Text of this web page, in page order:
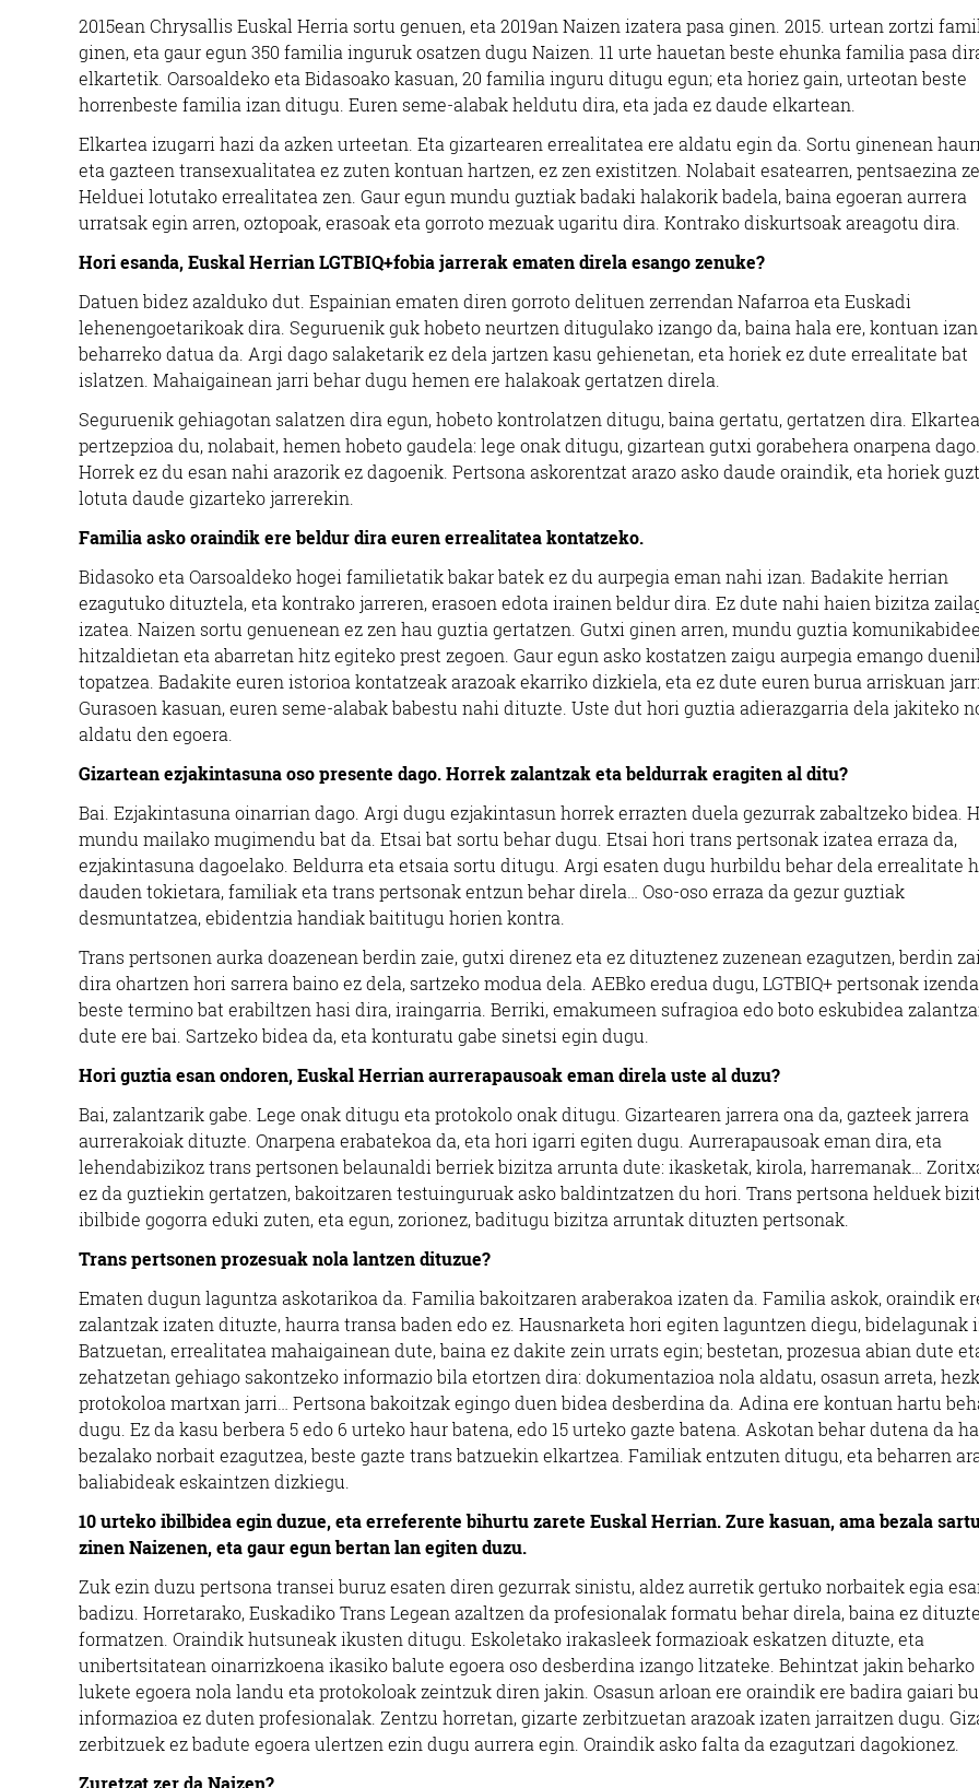
2015ean Chrysallis Euskal Herria sortu genuen, eta 2019an Naizen izatera pasa ginen. 2015. urtean zortzi
ginen, eta gaur egun 350 familia inguruk osatzen dugu Naizen. 11 urte hauetan beste ehunka familia pasa
elkartetik. Oarsoaldeko eta Bidasoako kasuan, 20 familia inguru ditugu egun; eta horiez gain, urteotan beste
horrenbeste familia izan ditugu. Euren seme-alabak heldutu dira, eta jada ez daude elkartean.
Elkartea izugarri hazi da azken urteetan. Eta gizartearen errealitatea ere aldatu egin da. Sortu ginenean
eta gazteen transexualitatea ez zuten kontuan hartzen, ez zen existitzen. Nolabait esatearren, pentsaezina
Helduei lotutako errealitatea zen. Gaur egun mundu guztiak badaki halakorik badela, baina egoeran aurrera
urratsak egin arren, oztopoak, erasoak eta gorroto mezuak ugaritu dira. Kontrako diskurtsoak areagotu dira.
Hori esanda, Euskal Herrian LGTBIQ+fobia jarrerak ematen direla esango zenuke?
Datuen bidez azalduko dut. Espainian ematen diren gorroto delituen zerrendan Nafarroa eta Euskadi
lehenengoetarikoak dira. Seguruenik guk hobeto neurtzen ditugulako izango da, baina hala ere, kontuan izan
beharreko datua da. Argi dago salaketarik ez dela jartzen kasu gehienetan, eta horiek ez dute errealitate bat
islatzen. Mahaigainean jarri behar dugu hemen ere halakoak gertatzen direla.
Seguruenik gehiagotan salatzen dira egun, hobeto kontrolatzen ditugu, baina gertatu, gertatzen dira.
pertzepzioa du, nolabait, hemen hobeto gaudela: lege onak ditugu, gizartean gutxi gorabehera onarpena
Horrek ez du esan nahi arazorik ez dagoenik. Pertsona askorentzat arazo asko daude oraindik, eta horiek
lotuta daude gizarteko jarrerekin.
Familia asko oraindik ere beldur dira euren errealitatea kontatzeko.
Bidasoko eta Oarsoaldeko hogei familietatik bakar batek ez du aurpegia eman nahi izan. Badakite herrian
ezagutuko dituztela, eta kontrako jarreren, erasoen edota irainen beldur dira. Ez dute nahi haien bizitza
izatea. Naizen sortu genuenean ez zen hau guztia gertatzen. Gutxi ginen arren, mundu guztia
hitzaldietan eta abarretan hitz egiteko prest zegoen. Gaur egun asko kostatzen zaigu aurpegia emango
topatzea. Badakite euren istorioa kontatzeak arazoak ekarriko dizkiela, eta ez dute euren burua arriskuan
Gurasoen kasuan, euren seme-alabak babestu nahi dituzte. Uste dut hori guztia adierazgarria dela jakiteko
aldatu den egoera.
Gizartean ezjakintasuna oso presente dago. Horrek zalantzak eta beldurrak eragiten al ditu?
Bai. Ezjakintasuna oinarrian dago. Argi dugu ezjakintasun horrek errazten duela gezurrak zabaltzeko bidea.
mundu mailako mugimendu bat da. Etsai bat sortu behar dugu. Etsai hori trans pertsonak izatea erraza da,
ezjakintasuna dagoelako. Beldurra eta etsaia sortu ditugu. Argi esaten dugu hurbildu behar dela errealitate
dauden tokietara, familiak eta trans pertsonak entzun behar direla… Oso-oso erraza da gezur guztiak
desmuntatzea, ebidentzia handiak baititugu horien kontra.
Trans pertsonen aurka doazenean berdin zaie, gutxi direnez eta ez dituztenez zuzenean ezagutzen, berdin
dira ohartzen hori sarrera baino ez dela, sartzeko modua dela. AEBko eredua dugu, LGTBIQ+ pertsonak
beste termino bat erabiltzen hasi dira, iraingarria. Berriki, emakumeen sufragioa edo boto eskubidea
dute ere bai. Sartzeko bidea da, eta konturatu gabe sinetsi egin dugu.
Hori guztia esan ondoren, Euskal Herrian aurrerapausoak eman direla uste al duzu?
Bai, zalantzarik gabe. Lege onak ditugu eta protokolo onak ditugu. Gizartearen jarrera ona da, gazteek jarrera
aurrerakoiak dituzte. Onarpena erabatekoa da, eta hori igarri egiten dugu. Aurrerapausoak eman dira, eta
lehendabizikoz trans pertsonen belaunaldi berriek bizitza arrunta dute: ikasketak, kirola, harremanak…
ez da guztiekin gertatzen, bakoitzaren testuinguruak asko baldintzatzen du hori. Trans pertsona helduek
ibilbide gogorra eduki zuten, eta egun, zorionez, baditugu bizitza arruntak dituzten pertsonak.
Trans pertsonen prozesuak nola lantzen dituzue?
Ematen dugun laguntza askotarikoa da. Familia bakoitzaren araberakoa izaten da. Familia askok, oraindik
zalantzak izaten dituzte, haurra transa baden edo ez. Hausnarketa hori egiten laguntzen diegu, bidelagunak
Batzuetan, errealitatea mahaigainean dute, baina ez dakite zein urrats egin; bestetan, prozesua abian dute
zehatzetan gehiago sakontzeko informazio bila etortzen dira: dokumentazioa nola aldatu, osasun arreta,
protokoloa martxan jarri… Pertsona bakoitzak egingo duen bidea desberdina da. Adina ere kontuan hartu
dugu. Ez da kasu berbera 5 edo 6 urteko haur batena, edo 15 urteko gazte batena. Askotan behar dutena da
bezalako norbait ezagutzea, beste gazte trans batzuekin elkartzea. Familiak entzuten ditugu, eta beharren
baliabideak eskaintzen dizkiegu.
10 urteko ibilbidea egin duzue, eta erreferente bihurtu zarete Euskal Herrian. Zure kasuan, ama bezala
zinen Naizenen, eta gaur egun bertan lan egiten duzu.
Zuk ezin duzu pertsona transei buruz esaten diren gezurrak sinistu, aldez aurretik gertuko norbaitek egia
badizu. Horretarako, Euskadiko Trans Legean azaltzen da profesionalak formatu behar direla, baina ez dituzte
formatzen. Oraindik hutsuneak ikusten ditugu. Eskoletako irakasleek formazioak eskatzen dituzte, eta
unibertsitatean oinarrizkoena ikasiko balute egoera oso desberdina izango litzateke. Behintzat jakin beharko
lukete egoera nola landu eta protokoloak zeintzuk diren jakin. Osasun arloan ere oraindik ere badira gaiari
informazioa ez duten profesionalak. Zentzu horretan, gizarte zerbitzuetan arazoak izaten jarraitzen dugu.
zerbitzuek ez badute egoera ulertzen ezin dugu aurrera egin. Oraindik asko falta da ezagutzari dagokionez.